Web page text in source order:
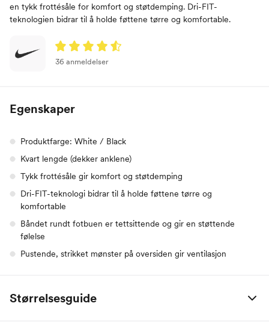
en tykk frottésåle for komfort og støtdemping. Dri-FIT-
teknologien bidrar til å holde føttene tørre og komfortable.
36 anmeldelser
Egenskaper
Produktfarge: White / Black
Kvart lengde (dekker anklene)
Tykk frottésåle gir komfort og støtdemping
Dri-FIT-teknologi bidrar til å holde føttene tørre og
komfortable
Båndet rundt fotbuen er tettsittende og gir en støttende
følelse
Pustende, strikket mønster på oversiden gir ventilasjon
Størrelsesguide